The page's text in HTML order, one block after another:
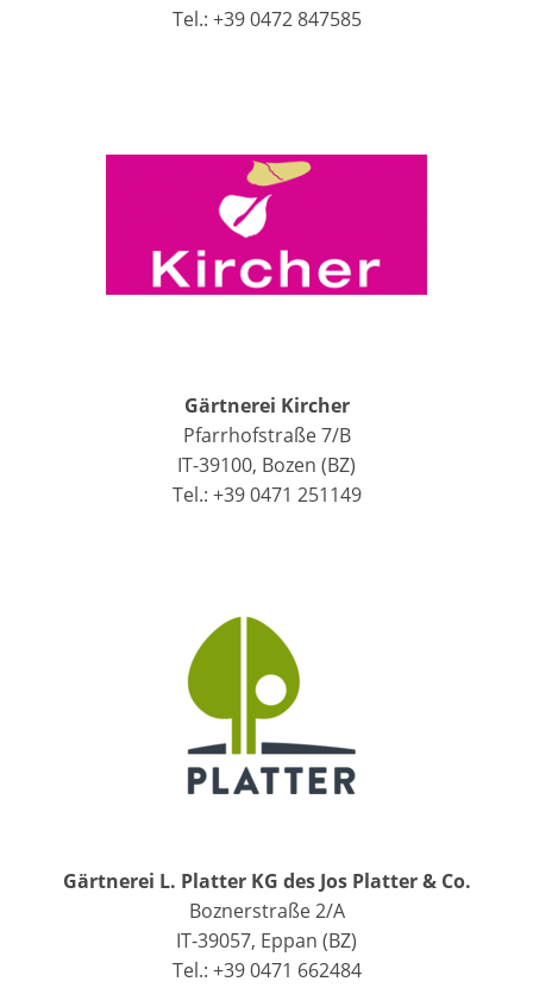
Tel.: +39 0472 847585
Gärtnerei Kircher
Pfarrhofstraße 7/B
IT-39100, Bozen (BZ)
Tel.: +39 0471 251149
Gärtnerei L. Platter KG des Jos Platter & Co.
Boznerstraße 2/A
IT-39057, Eppan (BZ)
Tel.: +39 0471 662484